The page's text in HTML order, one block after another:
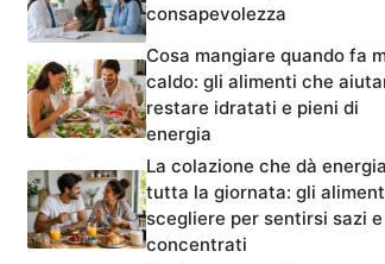
consapevolezza
Cosa mangiare quando fa
caldo: gli alimenti che
restare idratati e pieni di
energia
La colazione che dà
tutta la giornata: gli
scegliere per sentirsi sazi
concentrati